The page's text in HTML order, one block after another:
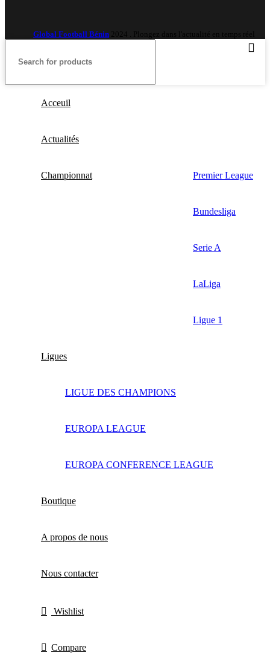
Global Football Bénin 2024 . Plongez dans l'actualité en temps réel
Acceuil
Actualités
Championnat Premier League
Bundesliga
Serie A
LaLiga
Ligue 1
Ligues
LIGUE DES CHAMPIONS
EUROPA LEAGUE
EUROPA CONFERENCE LEAGUE
Boutique
A propos de nous
Nous contacter
Wishlist
Compare